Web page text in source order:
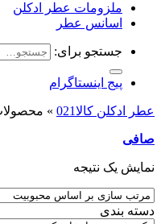
ملزومات عطر ادکلن
اسانس عطر
جستجو برای:
پیج اینستاگرام
عطر ادکلن کالا021 »
صافی
نمایش یک نتیجه
دسته بندی